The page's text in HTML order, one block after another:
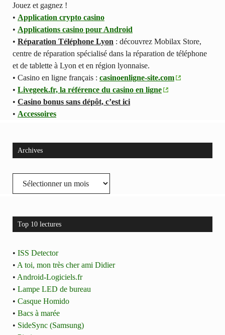
Jouez et gagnez !
• Application crypto casino
• Applications casino pour Android
• Réparation Téléphone Lyon : découvrez Mobilax Store,
centre de réparation spécialisé dans la réparation de téléphone
et de tablette à Lyon et en région lyonnaise.
• Casino en ligne français : casinoenligne-site.com
• Livegeek.fr, la référence du casino en ligne
• Casino bonus sans dépôt, c’est ici
• Accessoires
Archives
Archives
Top 10 lectures
• ISS Detector
• A toi, mon très cher ami Didier
• Android-Logiciels.fr
• Lampe LED de bureau
• Casque Homido
• Bacs à marée
• SideSync (Samsung)